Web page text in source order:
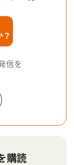
信を
購読